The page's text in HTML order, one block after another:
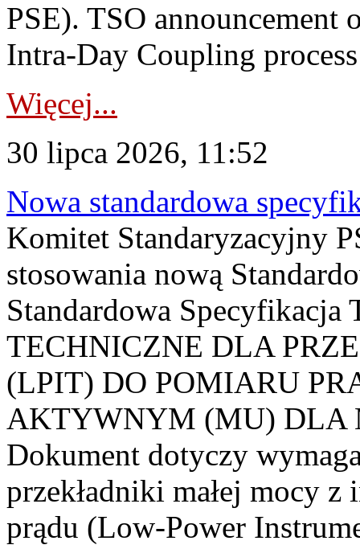
PSE). TSO announcement
Intra-Day Coupling
Więcej...
30 lipca 2026, 11:52
Nowa standardowa
Komitet Standaryzacyjny
stosowania nową
Standardowa
TECHNICZNE DLA
(LPIT) DO POMIARU
AKTYWNYM (MU) DLA
Dokument dotyczy
przekładniki małej mocy
prądu (Low-Power